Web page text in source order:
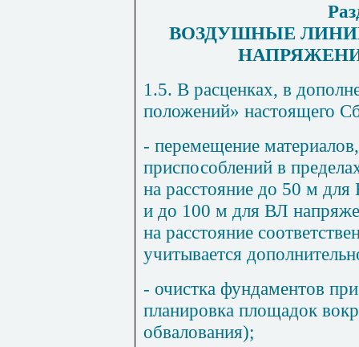
ВОЗДУШНЫЕ
1.5. В расценках, в
положений» настоящего
- перемещение
приспособлений в
на расстояние до 50 м
и до 100 м для ВЛ
на расстояние
учитывается
- очистка фундаментов
планировка площадок
обвалования);